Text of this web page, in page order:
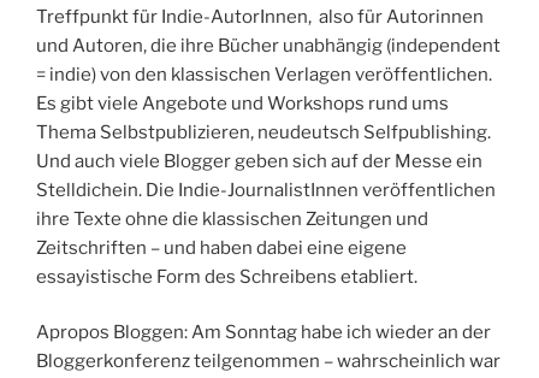
Treffpunkt für Indie-AutorInnen, also für Autorinnen
und Autoren, die ihre Bücher unabhängig (independent
= indie) von den klassischen Verlagen veröffentlichen.
Es gibt viele Angebote und Workshops rund ums
Thema Selbstpublizieren, neudeutsch Selfpublishing.
Und auch viele Blogger geben sich auf der Messe ein
Stelldichein. Die Indie-JournalistInnen veröffentlichen
ihre Texte ohne die klassischen Zeitungen und
Zeitschriften – und haben dabei eine eigene
essayistische Form des Schreibens etabliert.
Apropos Bloggen: Am Sonntag habe ich wieder an der
Bloggerkonferenz teilgenommen – wahrscheinlich war